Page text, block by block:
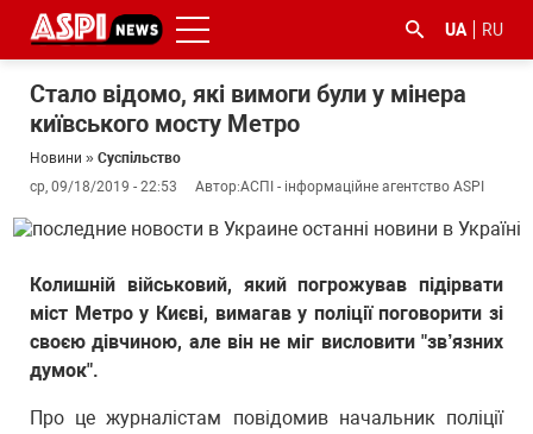
UA RU
Стало відомо, які вимоги були у мінера
київського мосту Метро
Новини » Суспільство
ср, 09/18/2019 - 22:53
Автор:АСПІ - інформаційне агентство ASPI
Колишній військовий, який погрожував підірвати
міст Метро у Києві, вимагав у поліції поговорити зі
своєю дівчиною, але він не міг висловити "зв’язних
думок".
Про це журналістам повідомив начальник поліції
з
корупцією